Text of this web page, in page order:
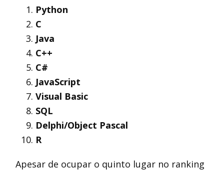
Python
C
Java
C++
C#
JavaScript
Visual Basic
SQL
Delphi/Object Pascal
R
Apesar de ocupar o quinto lugar no ranking